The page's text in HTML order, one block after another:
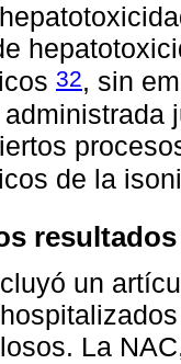
32, sin
de la
resultados
un
La